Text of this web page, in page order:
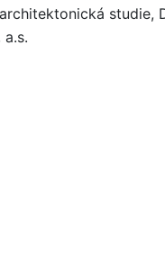
studie,
a.s.